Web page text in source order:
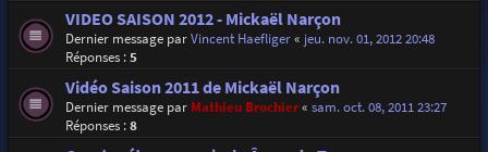
VIDEO SAISON 2012 - Mickaël Narçon
Dernier message parVincent Haefliger« jeu. nov. 01, 2012 20:48
Réponses :5
Vidéo Saison 2011 de Mickaël Narçon
Dernier message par Mathieu Brochier« sam. oct. 08, 2011 23:27
Réponses :8